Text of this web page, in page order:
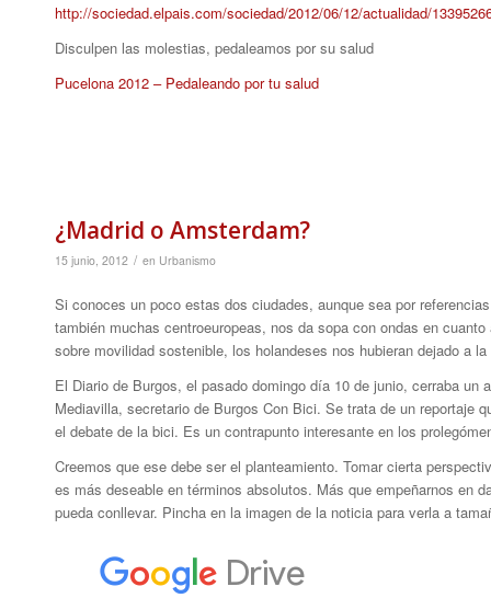
http://sociedad.elpais.com/sociedad/2012/06/12/actualidad/
Disculpen las molestias, pedaleamos por su salud
Pucelona 2012 – Pedaleando por tu salud
¿Madrid o Amsterdam?
15 junio, 2012 / en Urbanismo
Si conoces un poco estas dos ciudades, aunque sea por
también muchas centroeuropeas, nos da sopa con ondas en
sobre movilidad sostenible, los holandeses nos hubieran dejado a
El Diario de Burgos, el pasado domingo día 10 de junio, cerraba
Mediavilla, secretario de Burgos Con Bici. Se trata de un reportaje
el debate de la bici. Es un contrapunto interesante en los
Creemos que ese debe ser el planteamiento. Tomar cierta
es más deseable en términos absolutos. Más que empeñarnos en
pueda conllevar. Pincha en la imagen de la noticia para verla a